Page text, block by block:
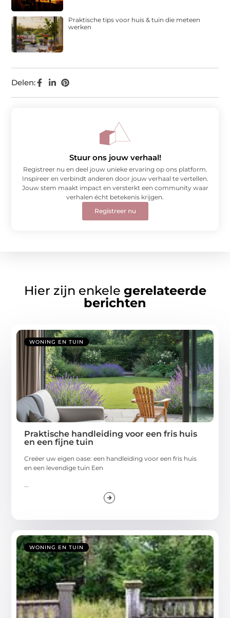
Delen:
Praktische tips voor huis & tuin die meteen
werken
Stuur ons jouw verhaal!
Registreer nu en deel jouw unieke ervaring op ons platform.
Inspireer en verbindt anderen door jouw verhaal te vertellen.
Jouw stem maakt impact en versterkt een community waar
verhalen écht betekenis krijgen.
Registreer nu
Hier zijn enkele gerelateerde
berichten
WONING EN TUIN
Praktische handleiding voor een fris huis
en een fijne tuin
Creëer uw eigen oase: een handleiding voor een fris huis
en een levendige tuin Een
WONING EN TUIN